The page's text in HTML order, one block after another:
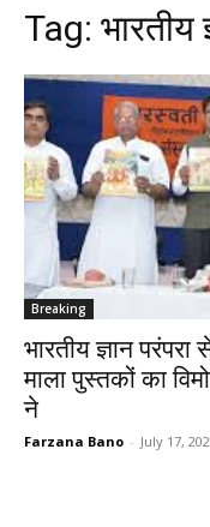
Tag: भारतीय
Breaking
भारतीय ज्ञान
माला पुस्तकों का
ने
Farzana Bano - July 17,